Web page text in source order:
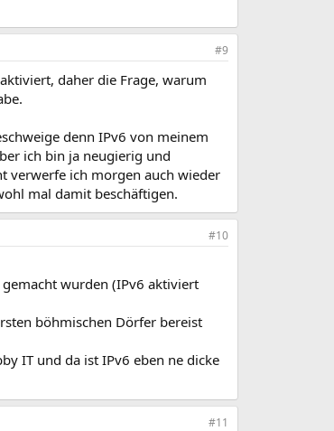
#9
daher die Frage, warum
denn IPv6 von meinem
ich bin ja neugierig und
verwerfe ich morgen auch wieder
mal damit beschäftigen.
#10
wurden (IPv6 aktiviert
böhmischen Dörfer bereist
IT und da ist IPv6 eben ne dicke
#11